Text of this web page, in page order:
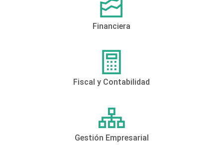
Financiera
Fiscal y Contabilidad
Gestión Empresarial